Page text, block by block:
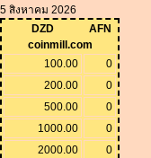
5 สิงหาคม 2026
DZD
AFN
coinmill.com
100.00
0
200.00
0
500.00
0
1000.00
0
2000.00
0